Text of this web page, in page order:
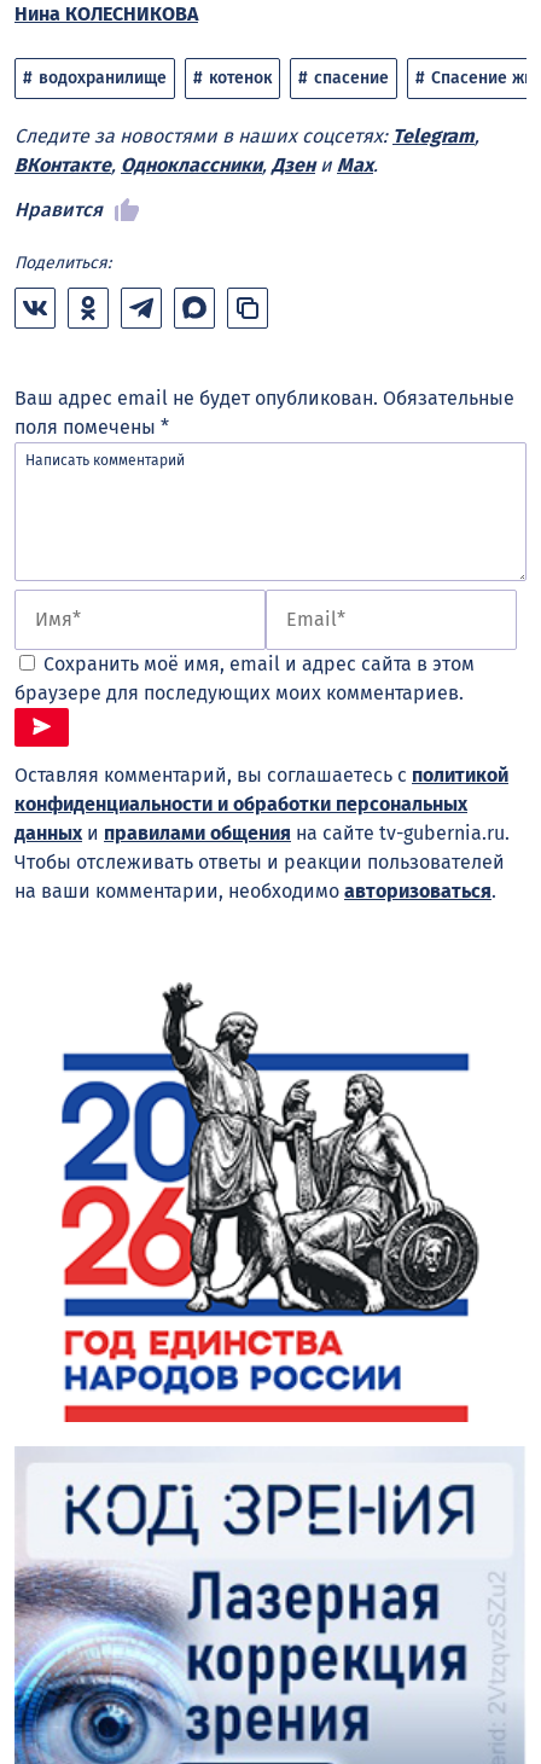
Нина КОЛЕСНИКОВА
водохранилище котенок спасение Спасение
Следите за новостями в наших соцсетях: Telegram,
ВКонтакте, Одноклассники, Дзени Max.
Нравится
Поделиться:
Ваш адрес email не будет опубликован. Обязательные
поля помечены *
Сохранить моё имя, email и адрес сайта в этом
браузере для последующих моих комментариев.
Оставляя комментарий, вы соглашаетесь с политикой
конфиденциальности и обработки персональных
данныхи правилами общения на сайте tv-gubernia.ru.
Чтобы отслеживать ответы и реакции пользователей
на ваши комментарии, необходимо авторизоваться.